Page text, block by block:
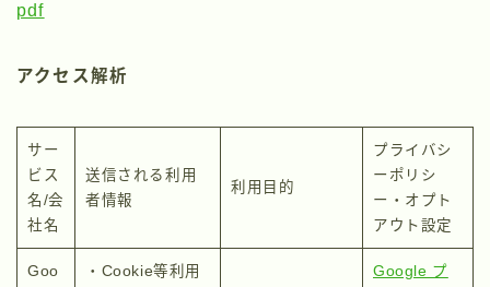
pdf
アクセス解析
サー
ビス
名/会
社名
送信される利用
者情報
利用目的
プライバシ
ーポリシ
ー・オプト
アウト設定
Goo
・Cookie等利用
Google プ